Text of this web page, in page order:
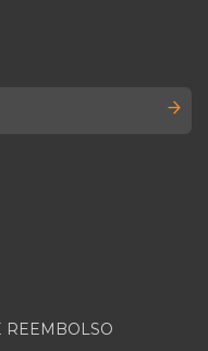
REEMBOLSO